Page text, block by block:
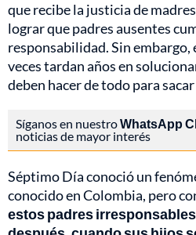
que recibe la justicia de
lograr que padres ausentes
responsabilidad. Sin embargo,
veces tardan años en
deben hacer de todo para
Síganos en nuestroWhatsApp
noticias de mayor interés
Séptimo Día conoció un
conocido en Colombia, pero
estos padres